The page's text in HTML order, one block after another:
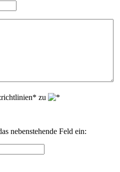
zu
nebenstehende Feld ein: